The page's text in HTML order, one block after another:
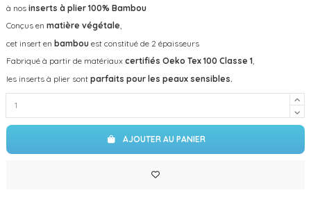
à nos inserts à plier 100% Bambou
Conçus en matière végétale,
cet insert en bambou est constitué de 2 épaisseurs
Fabriqué à partir de matériaux certifiés Oeko Tex 100 Classe 1,
les inserts à plier sont parfaits pour les peaux sensibles.
AJOUTER AU PANIER